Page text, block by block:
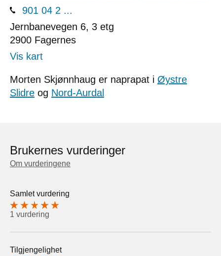
901 04 2 ...
Jernbanevegen 6, 3 etg
2900 Fagernes
Vis kart
Morten Skjønnhaug er naprapat i Øystre
Slidre og Nord-Aurdal
Brukernes vurderinger
Om vurderingene
Samlet vurdering
1 vurdering
Tilgjengelighet